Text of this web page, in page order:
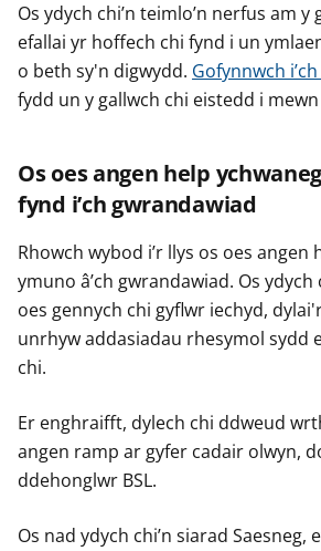
Os ydych chi’n teimlo’n nerfus am y
efallai yr hoffech chi fynd i un
o beth sy'n digwydd. Gofynnwch
fydd un y gallwch chi eistedd i
Os oes angen help
fynd i’ch gwrandawiad
Rhowch wybod i’r llys os oes angen
ymuno â’ch gwrandawiad. Os
oes gennych chi gyflwr iechyd,
unrhyw addasiadau rhesymol sydd
chi.
Er enghraifft, dylech chi ddweud
angen ramp ar gyfer cadair olwyn,
ddehonglwr BSL.
Os nad ydych chi’n siarad Saesneg,